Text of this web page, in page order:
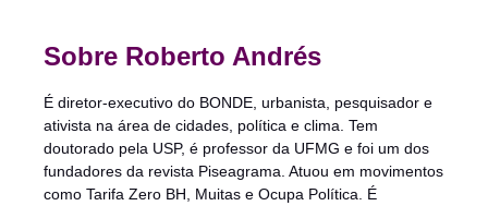
Sobre Roberto Andrés
É diretor-executivo do BONDE, urbanista, pesquisador e
ativista na área de cidades, política e clima. Tem
doutorado pela USP, é professor da UFMG e foi um dos
fundadores da revista Piseagrama. Atuou em movimentos
como Tarifa Zero BH, Muitas e Ocupa Política. É